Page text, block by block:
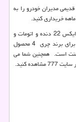
توانید محصولات قدیمی مدیران خودرو را به
محصولات مدیران خودرو در 4 محصول 315 نسل جدید و ایکس 22 دنده و اتومات و
است و برای برند چری 4 محصول
، آریزو 6 جدید و تیگو 5 نیو و تیگو 7 اکسلنت است. همچنین شما می